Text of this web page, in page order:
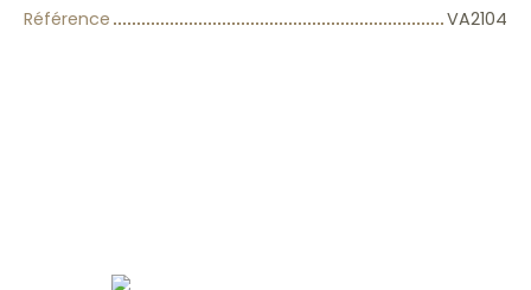
Référence VA2104